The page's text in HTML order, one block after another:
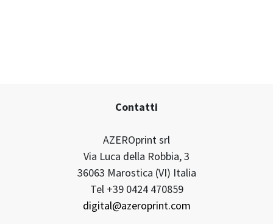
Contatti
AZEROprint srl
Via Luca della Robbia, 3
36063 Marostica (VI) Italia
Tel +39 0424 470859
digital@azeroprint.com